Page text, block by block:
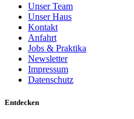
Unser Team
Unser Haus
Kontakt
Anfahrt
Jobs & Praktika
Newsletter
Impressum
Datenschutz
Entdecken